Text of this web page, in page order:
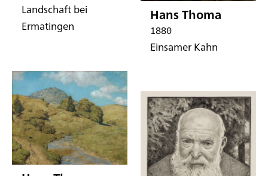
Landschaft bei
Ermatingen
Hans Thoma
1880
Einsamer Kahn